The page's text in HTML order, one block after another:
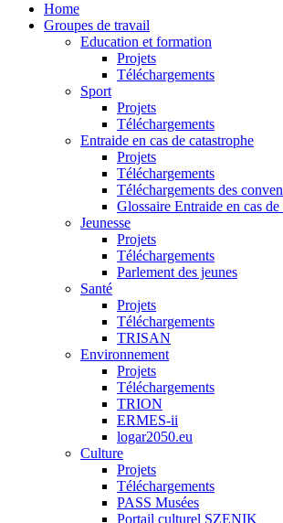
Home
Groupes de travail
Education et formation
Projets
Téléchargements
Sport
Projets
Téléchargements
Entraide en cas de catastrophe
Projets
Téléchargements
Téléchargements des
Glossaire Entraide en cas de
Jeunesse
Projets
Téléchargements
Parlement des jeunes
Santé
Projets
Téléchargements
TRISAN
Environnement
Projets
Téléchargements
TRION
ERMES-ii
logar2050.eu
Culture
Projets
Téléchargements
PASS Musées
Portail culturel SZENIK